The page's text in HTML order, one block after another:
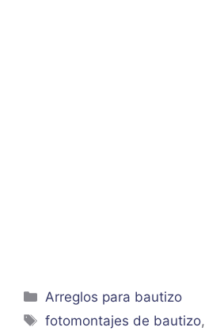
Categorías
Arreglos para bautizo
Etiquetas
fotomontajes de bautizo,